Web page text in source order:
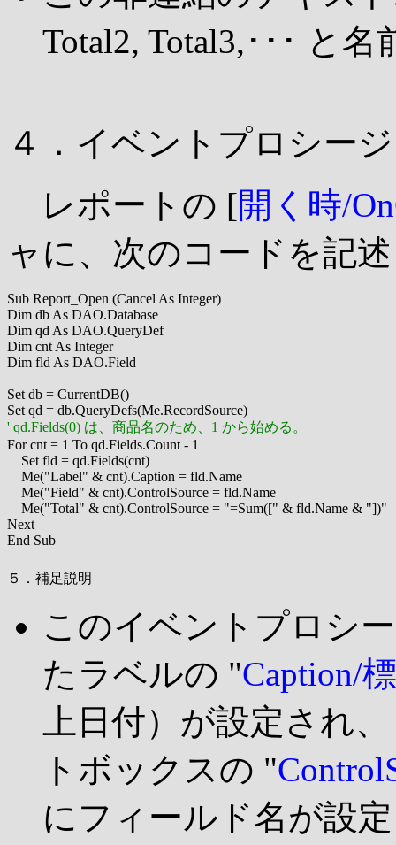
Total2, Total3,･･･ と
４．イベントプロシー
レポートの [開く時/
ャに、次のコードを記
Sub Report_Open (Cancel As Integer)
Dim db As DAO.Database
Dim qd As DAO.QueryDef
Dim cnt As Integer
Dim fld As DAO.Field
Set db = CurrentDB()
' qd.Fields(0) は、商品名のため、1 から始める。
For cnt = 1 To qd.Fields.Count - 1
    Set fld = qd.Fields(cnt)
    Me("Label" & cnt).Caption = fld.Name
    Me("Field" & cnt).ControlSource = fld.Name
    Me("Total" & cnt).ControlSource = "=Sum([" & fld.Name & "])"
Next
５．補足説明
このイベントプロシ
たラベルの "Caption/
上日付）が設定され
トボックスの "
にフィールド名が設